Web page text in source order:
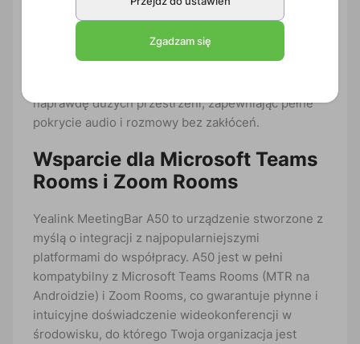
dźwięku z odległości nawet do 10 metrów, co
gwarantuje, że każdy głos zostanie usłyszany, bez
względu na to, gdzie uczestnicy znajdują się w sali.
A50 oferuje również obsługę dodatkowych
naprawdę dużych przestrzeni, zapewniając pełne
pokrycie audio i rozmowy bez zakłóceń.
Wsparcie dla Microsoft Teams
Rooms i Zoom Rooms
Yealink MeetingBar A50 to urządzenie stworzone z
myślą o integracji z najpopularniejszymi
platformami do współpracy. A50 jest w pełni
kompatybilny z Microsoft Teams Rooms (MTR na
Androidzie) i Zoom Rooms, co gwarantuje płynne i
intuicyjne doświadczenie wideokonferencji w
środowisku, do którego Twoja organizacja jest
Zgadzam się